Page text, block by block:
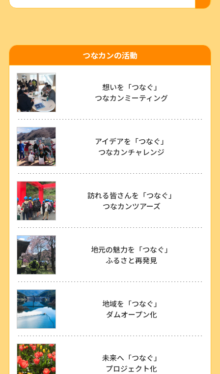
つなカンの活動
想いを「つなぐ」
つなカンミーティング
アイデアを「つなぐ」
つなカンチャレンジ
訪れる皆さんを「つなぐ」
つなカンツアーズ
地元の魅力を「つなぐ」
ふるさと再発見
地域を「つなぐ」
ダムオープン化
未来へ「つなぐ」
プロジェクト化